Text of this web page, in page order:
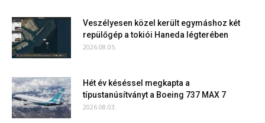
Veszélyesen közel került egymáshoz két
repülőgép a tokiói Haneda légterében
2026.08.05.
Hét év késéssel megkapta a
típustanúsítványt a Boeing 737 MAX 7
2026.08.03.